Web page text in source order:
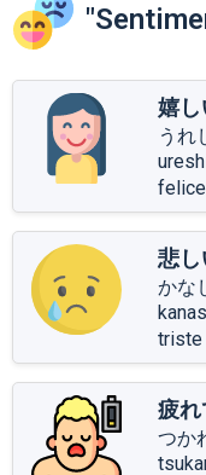
嬉し
うれ
felice
悲し
かな
triste
疲れ
つか